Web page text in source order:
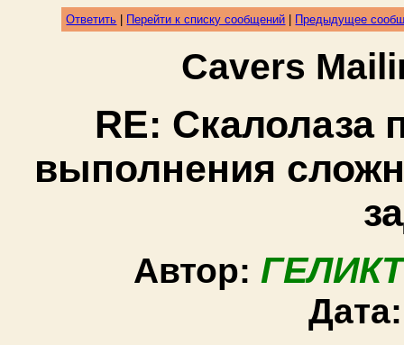
Ответить Перейти к списку сообщений Предыдущее
Cavers
RE:
выполнения
Автор: